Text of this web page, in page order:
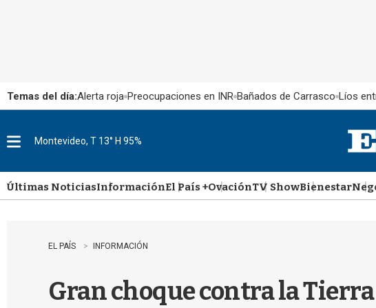
Temas del día:Alerta roja Preocupaciones en INR Bañados de Carrasco Líos
u
Montevideo, T 13° H 95%
Últimas NoticiasInformaciónEl País +OvaciónTV ShowBienestar
EL PAÍS INFORMACIÓN
Gran choque contra la